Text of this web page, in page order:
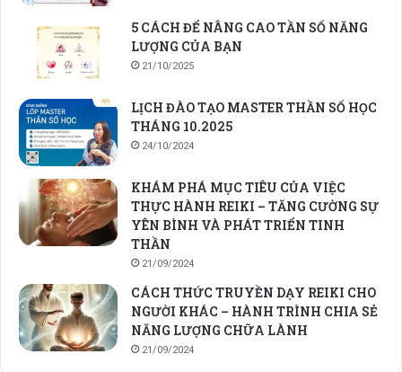
5 CÁCH ĐỂ NÂNG CAO TẦN SỐ NĂNG
LƯỢNG CỦA BẠN
21/10/2025
LỊCH ĐÀO TẠO MASTER THẦN SỐ HỌC
THÁNG 10.2025
24/10/2024
KHÁM PHÁ MỤC TIÊU CỦA VIỆC
THỰC HÀNH REIKI – TĂNG CƯỜNG SỰ
YÊN BÌNH VÀ PHÁT TRIỂN TINH
THẦN
21/09/2024
CÁCH THỨC TRUYỀN DẠY REIKI CHO
NGƯỜI KHÁC – HÀNH TRÌNH CHIA SẺ
NĂNG LƯỢNG CHỮA LÀNH
21/09/2024